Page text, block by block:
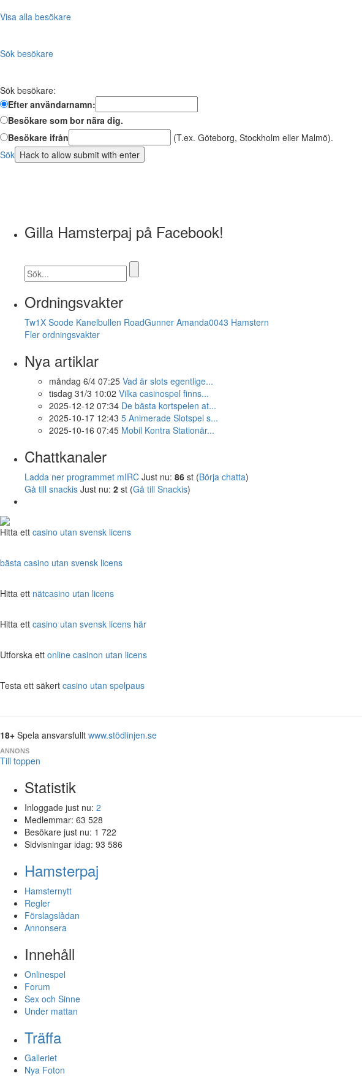
Visa alla besökare
Sök besökare
Sök besökare:
Efter användarnamn:
Besökare som bor nära dig.
Besökare ifrån
(T.ex. Göteborg, Stockholm eller Malmö).
Sök
Gilla Hamsterpaj på Facebook!
Ordningsvakter
Tw1X Soode Kanelbullen RoadGunner Amanda0043 Hamstern
Fler ordningsvakter
Nya artiklar
måndag 6/4 07:25 Vad är slots egentlige...
tisdag 31/3 10:02 Vilka casinospel finns...
2025-12-12 07:34 De bästa kortspelen at...
2025-10-17 12:43 5 Animerade Slotspel s...
2025-10-16 07:45 Mobil Kontra Stationär...
Chattkanaler
Ladda ner programmet mIRC Just nu: 86 st (Börja chatta)
Gå till snackis Just nu: 2 st (Gå till Snackis)
Hitta ett casino utan svensk licens
bästa casino utan svensk licens
Hitta ett nätcasino utan licens
Hitta ett casino utan svensk licens här
Utforska ett online casinon utan licens
Testa ett säkert casino utan spelpaus
18+ Spela ansvarsfullt www.stödlinjen.se
ANNONS
Till toppen
Statistik
Inloggade just nu: 2
Medlemmar: 63 528
Besökare just nu: 1 722
Sidvisningar idag: 93 586
Hamsterpaj
Hamsternytt
Regler
Förslagslådan
Annonsera
Innehåll
Onlinespel
Forum
Sex och Sinne
Under mattan
Träffa
Galleriet
Nya Foton